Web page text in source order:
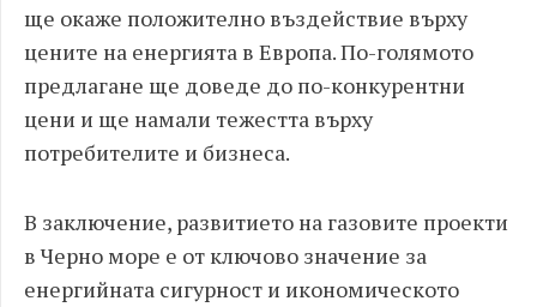
ще окаже положително въздействие върху
цените на енергията в Европа. По-голямото
предлагане ще доведе до по-конкурентни
цени и ще намали тежестта върху
потребителите и бизнеса.
В заключение, развитието на газовите проекти
в Черно море е от ключово значение за
енергийната сигурност и икономическото